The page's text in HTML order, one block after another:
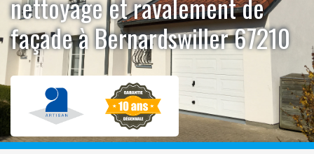
nettoyage et ravalement de
façade à Bernardswiller 67210